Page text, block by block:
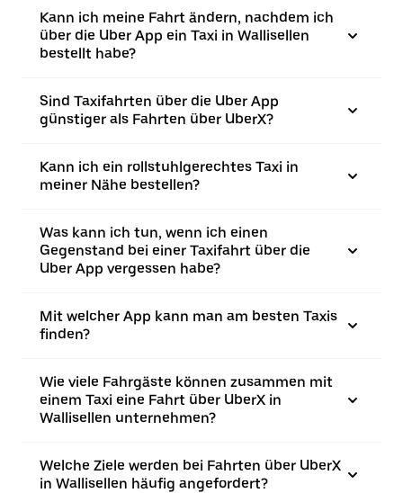
Kann ich meine Fahrt ändern, nachdem ich
über die Uber App ein Taxi in Wallisellen
bestellt habe?
Sind Taxifahrten über die Uber App
günstiger als Fahrten über UberX?
Kann ich ein rollstuhlgerechtes Taxi in
meiner Nähe bestellen?
Was kann ich tun, wenn ich einen
Gegenstand bei einer Taxifahrt über die
Uber App vergessen habe?
Mit welcher App kann man am besten Taxis
finden?
Wie viele Fahrgäste können zusammen mit
einem Taxi eine Fahrt über UberX in
Wallisellen unternehmen?
Welche Ziele werden bei Fahrten über UberX
in Wallisellen häufig angefordert?